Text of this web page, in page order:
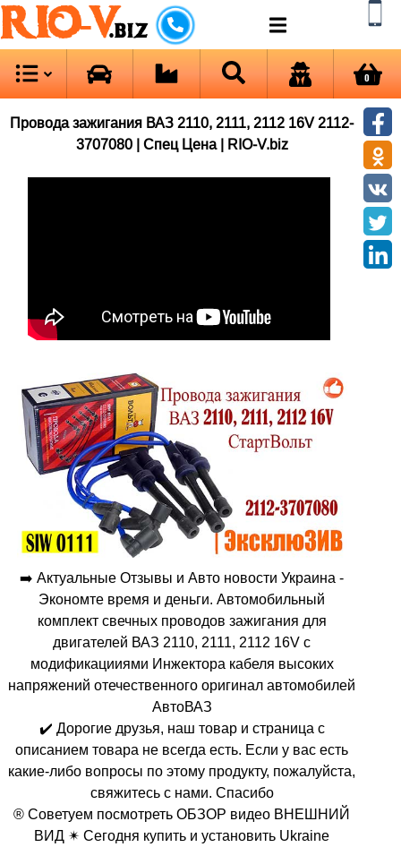
RIO-V.biz
0
Провода зажигания ВАЗ 2110, 2111, 2112 16V 2112-
3707080 | Спец Цена | RIO-V.biz
➡️ Актуальные Отзывы и Авто новости Украина -
Экономте время и деньги. Автомобильный
комплект свечных проводов зажигания для
двигателей ВАЗ 2110, 2111, 2112 16V с
модификацииями Инжектора кабеля высоких
напряжений отечественного оригинал автомобилей
АвтоВАЗ
✔️ Дорогие друзья, наш товар и страница с
описанием товара не всегда есть. Если у вас есть
какие-либо вопросы по этому продукту, пожалуйста,
свяжитесь с нами. Спасибо
® Советуем посмотреть ОБЗОР видео ВНЕШНИЙ
ВИД ✴ Сегодня купить и установить Ukraine